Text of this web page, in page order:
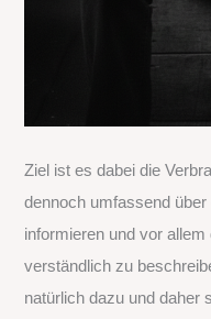
Ziel ist es dabei die
dennoch umfassend
informieren und vor
verständlich zu
natürlich dazu und daher